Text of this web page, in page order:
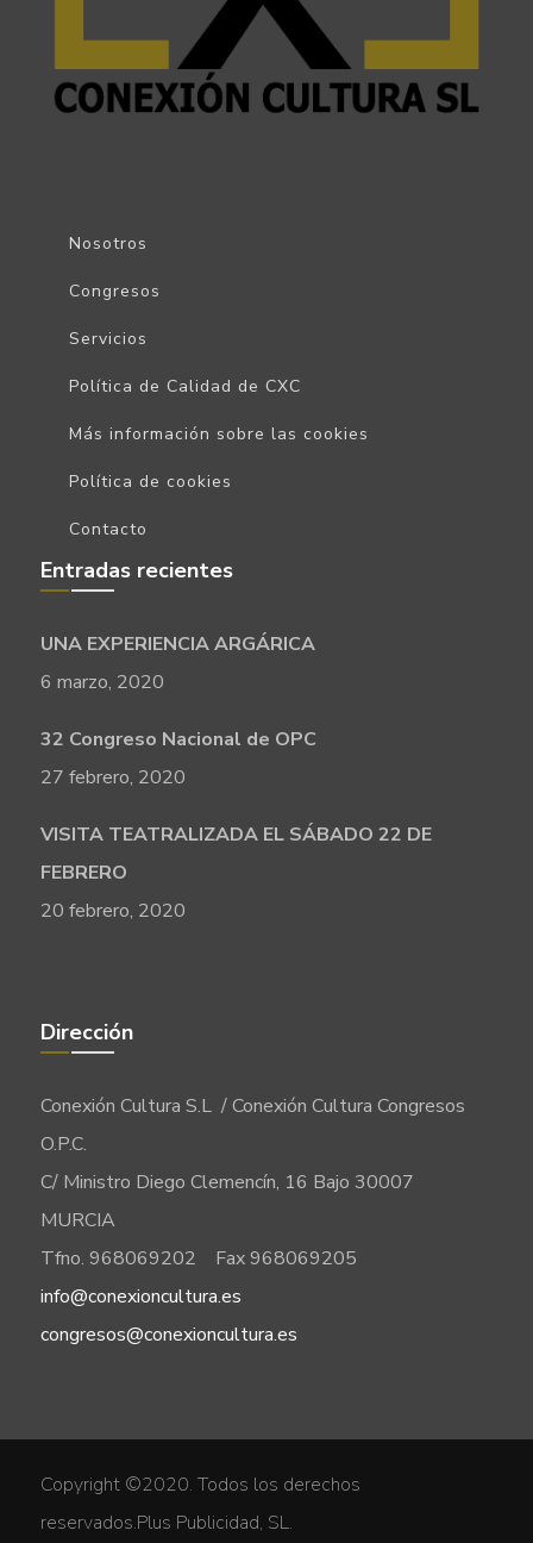
Nosotros
Congresos
Servicios
Política de Calidad de CXC
Más información sobre las cookies
Política de cookies
Contacto
Entradas recientes
UNA EXPERIENCIA ARGÁRICA
6 marzo, 2020
32 Congreso Nacional de OPC
27 febrero, 2020
VISITA TEATRALIZADA EL SÁBADO 22 DE
FEBRERO
20 febrero, 2020
Dirección
Conexión Cultura S.L / Conexión Cultura Congresos
O.P.C.
C/ Ministro Diego Clemencín, 16 Bajo 30007
MURCIA
Tfno. 968069202 Fax 968069205
info@conexioncultura.es
congresos@conexioncultura.es
Copyright ©2020. Todos los derechos
reservados.Plus Publicidad, SL.